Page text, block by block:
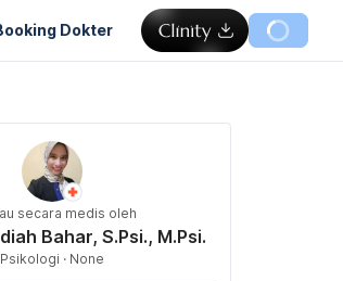
Dokter
secara medis oleh
Bahar, S.Psi., M.Psi.
Psikologi · None